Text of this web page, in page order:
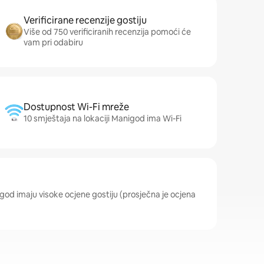
Verificirane recenzije gostiju
Više od 750 verificiranih recenzija pomoći će
vam pri odabiru
Dostupnost Wi-Fi mreže
10 smještaja na lokaciji Manigod ima Wi-Fi
imaju visoke ocjene gostiju (prosječna je ocjena